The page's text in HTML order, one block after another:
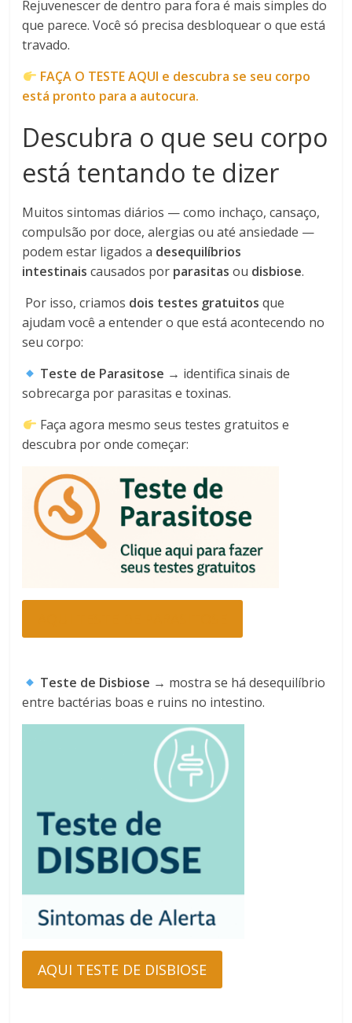
Rejuvenescer de dentro para fora é mais simples do
que parece. Você só precisa desbloquear o que está
travado.
FAÇA O TESTE AQUI e descubra se seu corpo
está pronto para a autocura.
Descubra o que seu corpo
está tentando te dizer
Muitos sintomas diários — como inchaço, cansaço,
compulsão por doce, alergias ou até ansiedade —
podem estar ligados a desequilíbrios
intestinais causados por parasitas ou disbiose.
Por isso, criamos dois testes gratuitos que
ajudam você a entender o que está acontecendo no
seu corpo:
Teste de Parasitose → identifica sinais de
sobrecarga por parasitas e toxinas.
Faça agora mesmo seus testes gratuitos e
descubra por onde começar:
Teste de Disbiose → mostra se há desequilíbrio
entre bactérias boas e ruins no intestino.
AQUI TESTE DE DISBIOSE